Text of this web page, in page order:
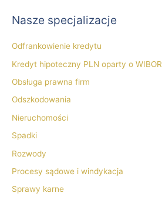
Nasze specjalizacje
Odfrankowienie kredytu
Kredyt hipoteczny PLN oparty o WIBOR
Obsługa prawna firm
Odszkodowania
Nieruchomości
Spadki
Rozwody
Procesy sądowe i windykacja
Sprawy karne